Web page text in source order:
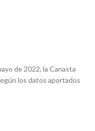
de 2022, la Canasta
los datos aportados